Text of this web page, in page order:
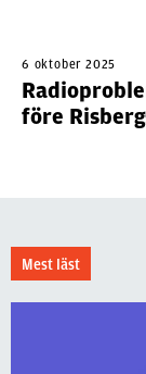
6 oktober 2025
före
Mest läst